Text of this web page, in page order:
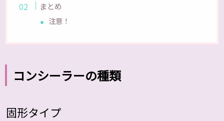
まとめ
注意！
コンシーラーの種類
固形タイプ